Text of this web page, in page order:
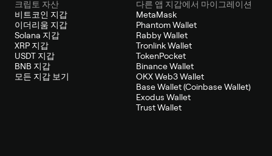
크립토 자산
비트코인 지갑
이더리움 지갑
Solana 지갑
XRP 지갑
USDT 지갑
BNB 지갑
모든 지갑 보기
다른 앱 지갑에서 마이그레이션
MetaMask
Phantom Wallet
Rabby Wallet
Tronlink Wallet
TokenPocket
Binance Wallet
OKX Web3 Wallet
Base Wallet (Coinbase Wallet)
Exodus Wallet
Trust Wallet